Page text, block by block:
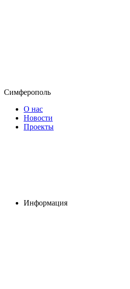
Симферополь
О нас
Новости
Проекты
Информация